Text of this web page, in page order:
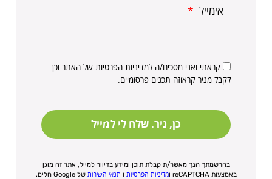
אימייל
קראתי ואני מסכים/ה למדיניות הפרטיות של האתר וכן
לקבל מניר קראוזה תכנים פרסומיים.
כן, ניר. שלח לי למייל
בהרשמתך הנך מאשר/ת קבלת תוכן ומידע בדיוור למייל, אתר זה מוגן
באמצעות reCAPTCHA ו
מדיניות הפרטיות ו תנאי השירות של Google חלים.